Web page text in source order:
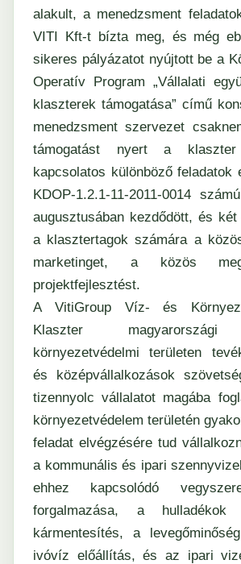
alakult, a menedzsment
VITI Kft-t bízta meg, és még
sikeres pályázatot nyújtott be a
Operatív Program „Vállalati
klaszterek támogatása” című
menedzsment szervezet
támogatást nyert a klaszter
kapcsolatos különböző feladatok
KDOP-1.2.1-11-2011-0014
augusztusában kezdődött, és
a klasztertagok számára a
marketinget, a közös
projektfejlesztést.
A VitiGroup Víz- és
Klaszter magyarországi
környezetvédelmi területen
és középvállalkozások
tizennyolc vállalatot magába
környezetvédelem területén
feladat elvégzésére tud
a kommunális és ipari
ehhez kapcsolódó
forgalmazása, a
kármentesítés, a
ivóvíz előállítás, és az ipari